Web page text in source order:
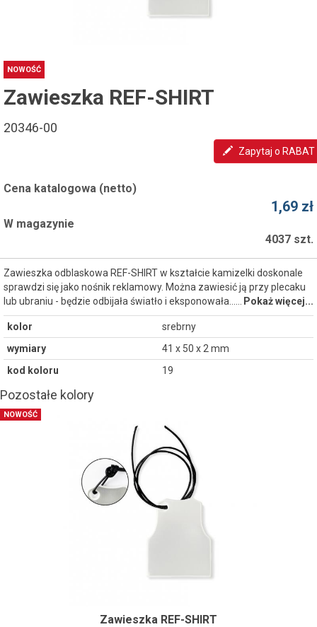
NOWOŚĆ
Zawieszka REF-SHIRT
20346-00
Zapytaj o RABAT
Cena katalogowa (netto)
1,69 zł
W magazynie
4037 szt.
Zawieszka odblaskowa REF-SHIRT w kształcie kamizelki doskonale
sprawdzi się jako nośnik reklamowy. Można zawiesić ją przy plecaku
lub ubraniu - będzie odbijała światło i eksponowała...…
Pokaż więcej...
kolor
srebrny
wymiary
41 x 50 x 2 mm
kod koloru
19
Pozostałe kolory
NOWOŚĆ
Zawieszka REF-SHIRT